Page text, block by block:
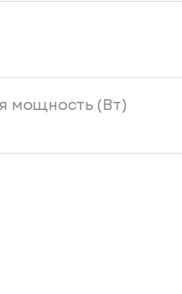
мощность (Вт)